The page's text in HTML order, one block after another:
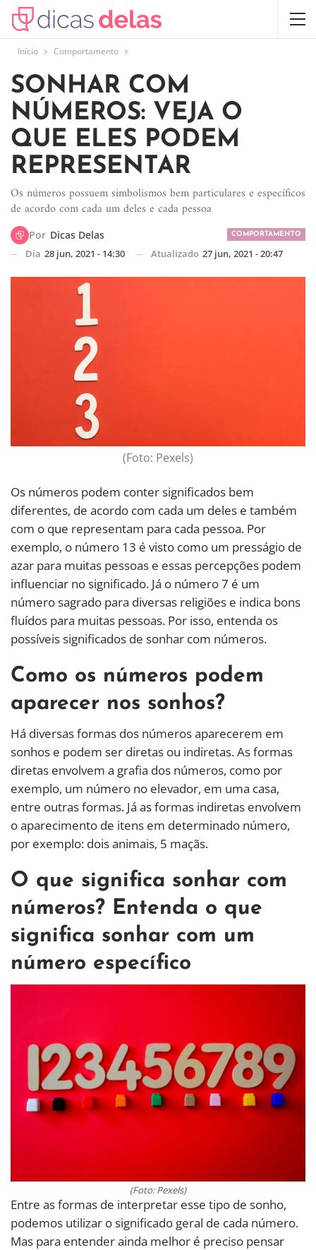
Início Comportamento
SONHAR COM
NÚMEROS: VEJA O
QUE ELES PODEM
REPRESENTAR
Os números possuem simbolismos bem particulares e específicos
de acordo com cada um deles e cada pessoa
COMPORTAMENTO
Por Dicas Delas
Dia 28 jun, 2021 - 14:30 Atualizado 27 jun, 2021 - 20:47
(Foto: Pexels)
Os números podem conter significados bem
diferentes, de acordo com cada um deles e também
com o que representam para cada pessoa. Por
exemplo, o número 13 é visto como um presságio de
azar para muitas pessoas e essas percepções podem
influenciar no significado. Já o número 7 é um
número sagrado para diversas religiões e indica bons
fluídos para muitas pessoas. Por isso, entenda os
possíveis significados de sonhar com números.
Como os números podem
aparecer nos sonhos?
Há diversas formas dos números aparecerem em
sonhos e podem ser diretas ou indiretas. As formas
diretas envolvem a grafia dos números, como por
exemplo, um número no elevador, em uma casa,
entre outras formas. Já as formas indiretas envolvem
o aparecimento de itens em determinado número,
por exemplo: dois animais, 5 maçãs.
O que significa sonhar com
números? Entenda o que
significa sonhar com um
número específico
(Foto: Pexels)
Entre as formas de interpretar esse tipo de sonho,
podemos utilizar o significado geral de cada número.
Mas para entender ainda melhor é preciso pensar